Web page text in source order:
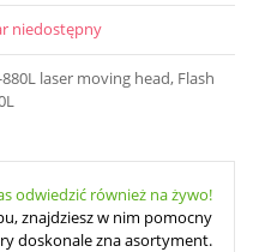
niedostępny
880L laser moving head, Flash
odwiedzić również na żywo!
znajdziesz w nim pomocny
doskonale zna asortyment.